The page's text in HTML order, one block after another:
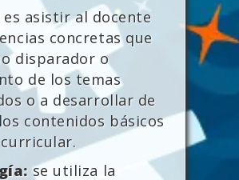
asistir al docente
concretas que
disparador o
de los temas
o a desarrollar de
contenidos básicos
se utiliza la